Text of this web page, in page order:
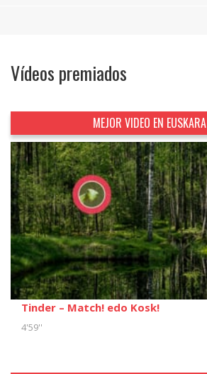
Vídeos premiados
MEJOR VIDEO EN EUSKARA
Tinder – Match! edo Kosk!
4'59''